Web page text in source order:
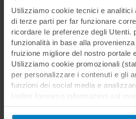
Utilizziamo cookie tecnici e analitici
di terze parti per far funzionare
ricordare le preferenze degli Utenti.
funzionalità in base alla
fruizione migliore del nostro portale
Utilizziamo cookie promozionali
per personalizzare i contenuti e gli
funzioni dei social media e
Inoltre forniamo informazioni sul
dati web, pubblicità e social media,
Non sei ancora
Registrati per effettuare
corsi, inserire o rispondere